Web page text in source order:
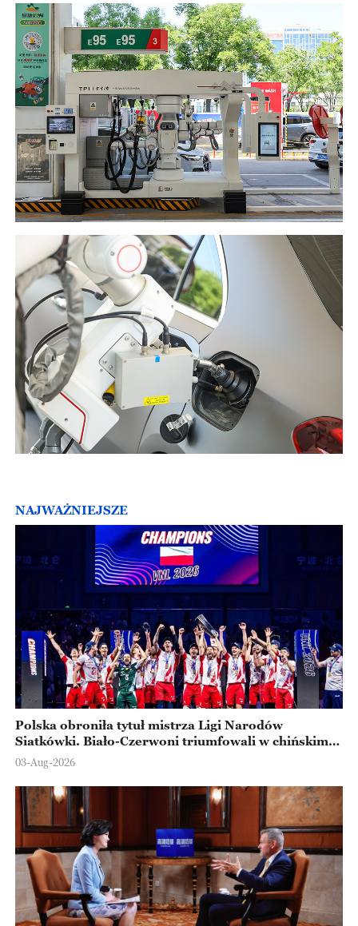
NAJWAŻNIEJSZE
Polska obroniła tytuł mistrza Ligi Narodów
Siatkówki. Biało-Czerwoni triumfowali w chińskim
Ningbo
03-Aug-2026